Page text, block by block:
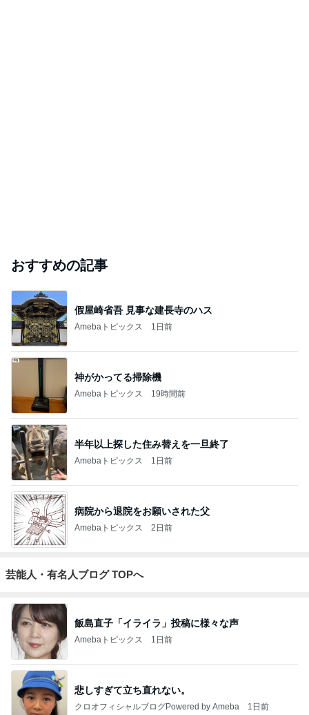
おすすめの記事
假屋崎省吾 見事な建長寺のハス
Amebaトピックス 1日前
神がかってる掃除機
Amebaトピックス 19時間前
半年以上探した住み替えを一旦終了
Amebaトピックス 1日前
病院から退院をお願いされた父
Amebaトピックス 2日前
芸能人・有名人ブログ TOPへ
飯島直子「イライラ」投稿に様々な声
Amebaトピックス 1日前
悲しすぎて立ち直れない。
クロオフィシャルブログPowered by Ameba 1日前